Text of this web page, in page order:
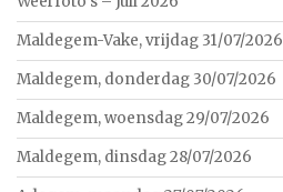
Maldegem-Vake, vrijdag 31/07/2026
Maldegem, donderdag 30/07/2026
Maldegem, woensdag 29/07/2026
Maldegem, dinsdag 28/07/2026